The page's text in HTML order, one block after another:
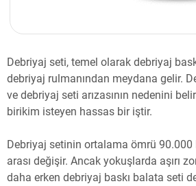
Debriyaj seti, temel olarak debriyaj
debriyaj rulmanından meydana gelir.
ve debriyaj seti arızasının nedenini
birikim isteyen hassas bir iştir.
Debriyaj setinin ortalama ömrü
arası değişir. Ancak yokuşlarda aşırı
daha erken debriyaj baskı balata seti